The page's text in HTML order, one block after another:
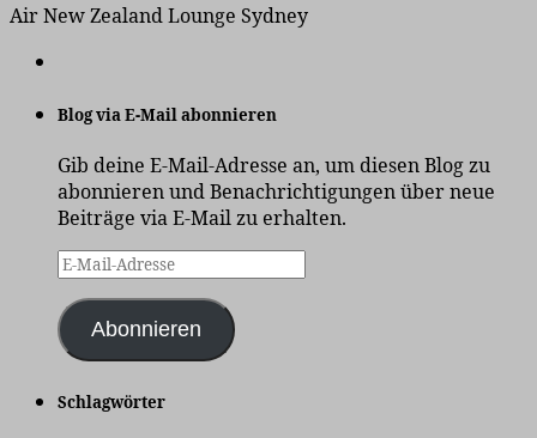
Air New Zealand Lounge Sydney
Blog via E-Mail abonnieren
Gib deine E-Mail-Adresse an, um diesen Blog zu
abonnieren und Benachrichtigungen über neue
Beiträge via E-Mail zu erhalten.
E-
Adresse
Abonnieren
Schlagwörter